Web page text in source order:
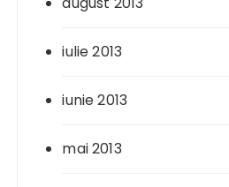
iulie 2013
iunie 2013
mai 2013